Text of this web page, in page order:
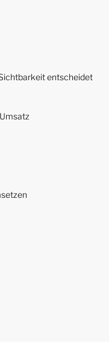
entscheidet